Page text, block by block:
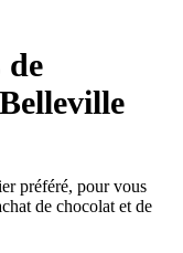
de
préféré, pour vous
de chocolat et de